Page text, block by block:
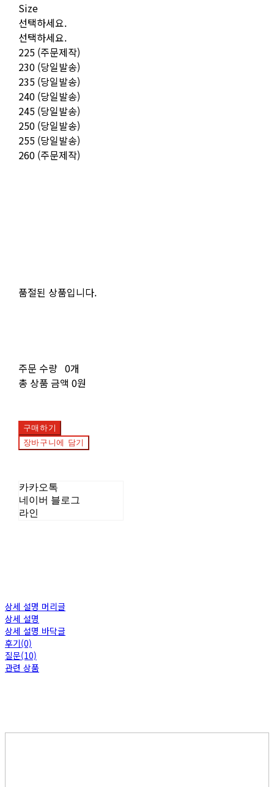
Size
선택하세요.
선택하세요.
225 (주문제작)
230 (당일발송)
235 (당일발송)
240 (당일발송)
245 (당일발송)
250 (당일발송)
255 (당일발송)
260 (주문제작)
품절된 상품입니다.
주문 수량 0개
총 상품 금액 0원
구매하기
장바구니에 담기
카카오톡
네이버 블로그
라인
상세 설명 머리글
상세 설명
상세 설명 바닥글
후기(0)
질문(10)
관련 상품